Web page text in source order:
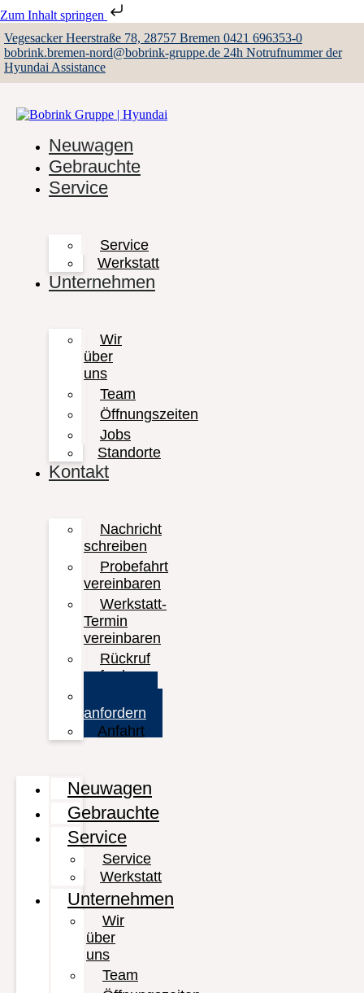
Zum Inhalt springen
Vegesacker Heerstraße 78, 28757 Bremen 0421 696353-0
bobrink.bremen-nord@bobrink-gruppe.de 24h Notrufnummer der
Hyundai Assistance
Neuwagen
Gebrauchte
Service
Service
Werkstatt
Unternehmen
Wir
über
uns
Team
Öffnungszeiten
Jobs
Standorte
Kontakt
Nachricht
schreiben
Probefahrt
vereinbaren
Werkstatt-
Termin
vereinbaren
Rückruf
anfordern
anfordern
Anfahrt
Neuwagen
Gebrauchte
Service
Service
Werkstatt
Unternehmen
Wir
über
uns
Team